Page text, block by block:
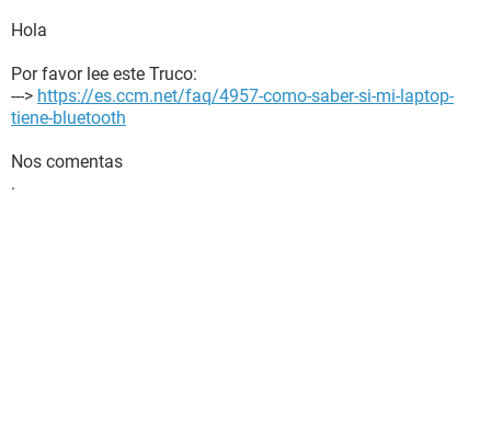
Hola
Por favor lee este Truco:
---> https://es.ccm.net/faq/4957-como-saber-si-mi-laptop-
tiene-bluetooth
Nos comentas
.